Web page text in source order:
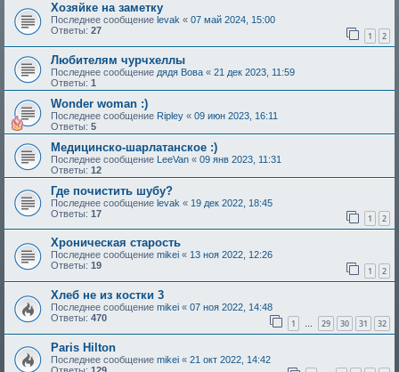
Хозяйке на заметку
Последнее сообщение levak « 07 май 2024, 15:00
Ответы: 27 1 2
Любителям чурчхеллы
Последнее сообщение дядя Вова « 21 дек 2023, 11:59
Ответы: 1
Wonder woman :)
Последнее сообщение Ripley « 09 июн 2023, 16:11
Ответы: 5
Медицинско-шарлатанское :)
Последнее сообщение LeeVan « 09 янв 2023, 11:31
Ответы: 12
Где почистить шубу?
Последнее сообщение levak « 19 дек 2022, 18:45
Ответы: 17 1 2
Хроническая старость
Последнее сообщение mikei « 13 ноя 2022, 12:26
Ответы: 19 1 2
Хлеб не из костки 3
Последнее сообщение mikei « 07 ноя 2022, 14:48
Ответы: 470 1 … 29 30 31 32
Paris Hilton
Последнее сообщение mikei « 21 окт 2022, 14:42